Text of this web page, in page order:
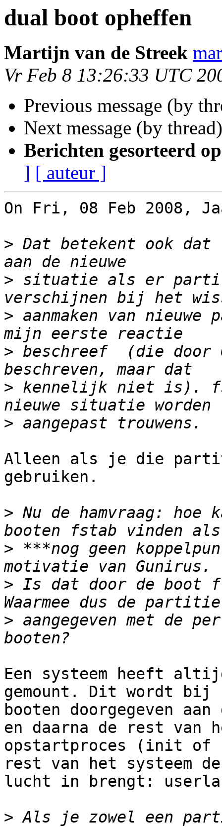
dual boot opheffen
Martijn van de Streek
Vr Feb 8 13:26:33 UTC
Previous message (by
Next message (by
Berichten gesorteerd
] [ auteur ]
On Fri, 08 Feb 2008,
> Dat betekent ook dat
> situatie als er
> aanmaken van
> beschreef  (die door
> kennelijk niet is).
>
Alleen als je die
gebruiken.
> Nu de hamvraag:
> ***nog geen
> Is dat door de boot
> aangegeven met de
Een systeem heeft
gemount. Dit wordt bij
booten doorgegeven
en daarna de rest van
opstartproces (init of
rest van het systeem de
lucht in brengt:
> Als je zowel een